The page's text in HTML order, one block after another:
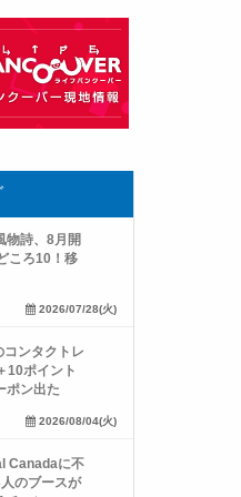
物詩、8月開
ころ10！移
2026/07/28(火)
ンタクトレ
10ポイント
ポン出た
2026/08/04(火)
Canadaに不
のブースが